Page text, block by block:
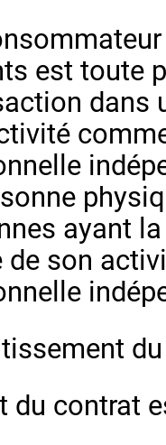
est toute
dans
ayant
de son
du contrat